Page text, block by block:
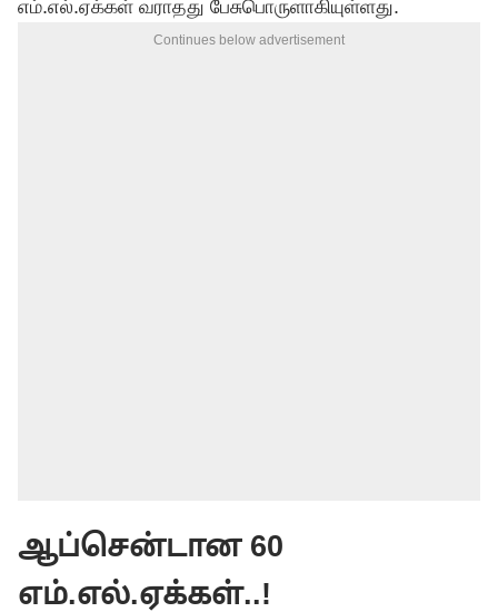
எம்.எல்.ஏக்கள் வராதது பேசுபொருளாகியுள்ளது.
Continues below advertisement
ஆப்சென்டான 60
எம்.எல்.ஏக்கள்..!